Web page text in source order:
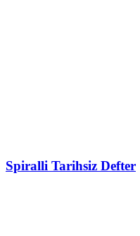
Spiralli Tarihsiz Defter